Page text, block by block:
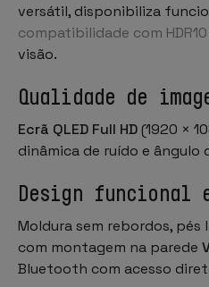
versátil, disponibiliza
compatibilidade com HDR10
visão.
Qualidade de
Ecrã QLED Full HD(1920 ×
dinâmica de ruído e ângulo
Design funcional
Moldura sem rebordos,
com montagem na parede
Bluetooth com acesso